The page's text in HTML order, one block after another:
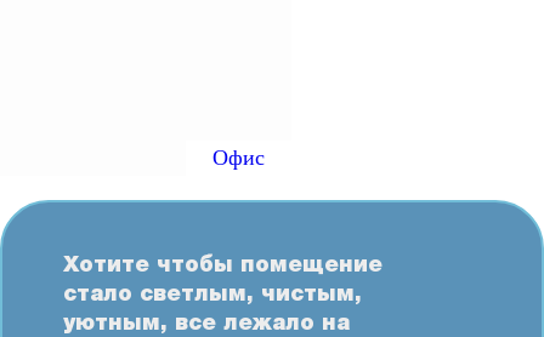
Офис
Хотите чтобы помещение
стало светлым, чистым,
уютным, все лежало на